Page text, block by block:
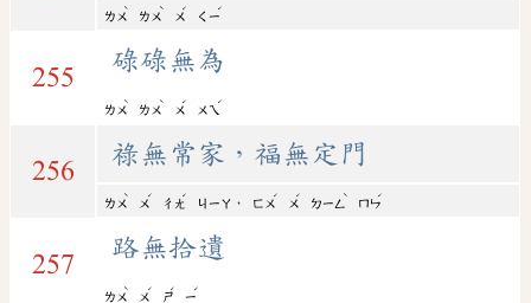
ㄌㄨ
ˋ
ㄌㄨ
ˋ
ㄨ
ˊ
ㄑㄧ
ˊ
255
碌碌無為
ㄌㄨ
ˋ
ㄌㄨ
ˋ
ㄨ
ˊ
ㄨㄟ
ˊ
256
祿無常家，福無定門
ㄌㄨ
ˋ
ㄨ
ˊ
ㄔㄤ
ˊ
ㄐㄧㄚ ， ㄈㄨ
ˊ
ㄨ
ˊ
ㄉㄧㄥ
ˋ
ㄇㄣ
ˊ
257
路無拾遺
ㄌㄨ
ˋ
ㄨ
ˊ
ㄕ
ˊ
ㄧ
ˊ